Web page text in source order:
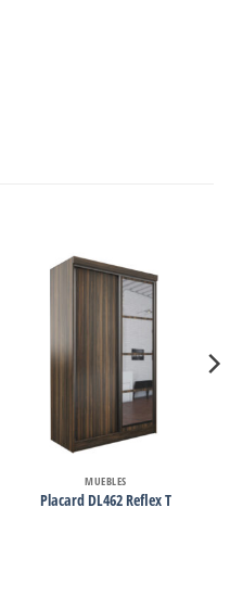
MUEBLES
Placard DL462 Reflex T